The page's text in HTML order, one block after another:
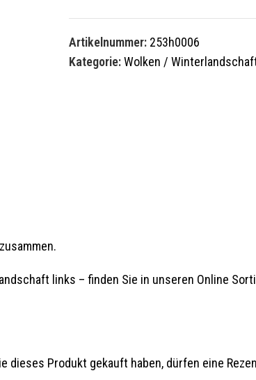
Artikelnummer: 253h0006
Kategorie: Wolken /
links – finden Sie in unseren Online
dieses Produkt gekauft haben, dürfen eine